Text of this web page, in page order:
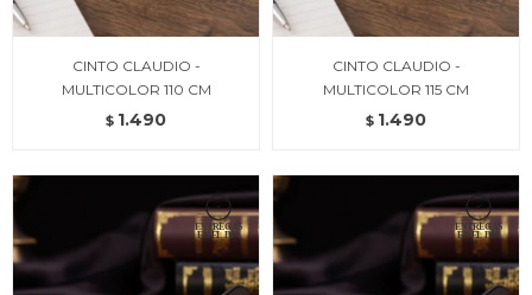
CINTO CLAUDIO -
MULTICOLOR 110 CM
$ 1.490
CINTO CLAUDIO -
MULTICOLOR 115 CM
$ 1.490